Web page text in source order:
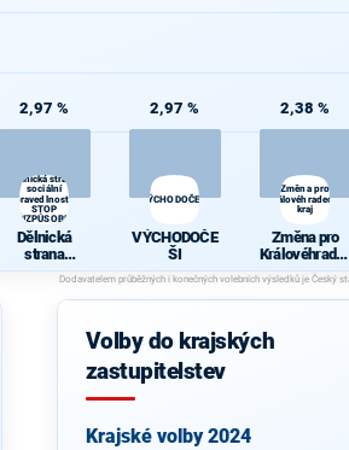
2,97 %
Dělnická strana
sociální
spravedlnosti -
STOP
NEPŘIZPŮSOBIVÝM!
Dělnická
strana
sociální
spravedlnosti
- STOP
2,97 %
VÝCHODOČEŠI
VÝCHODOČE
ŠI
2,38 %
Změna pro
Královéhradecký
kraj
Změna pro
Královéhradec
ký kraj
Volby do krajských
zastupitelstev
Krajské volby 2024